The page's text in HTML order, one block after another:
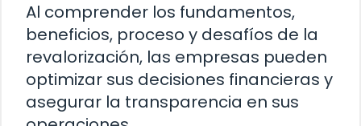
Al comprender los fundamentos,
beneficios, proceso y desafíos de la
revalorización, las empresas pueden
optimizar sus decisiones financieras y
asegurar la transparencia en sus